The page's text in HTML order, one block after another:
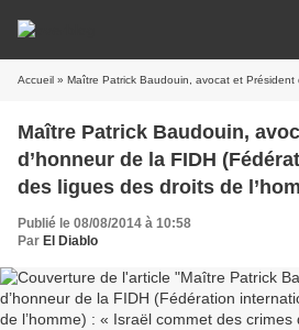
Accueil » Maître Patrick Baudouin, avocat et Président d’honneur de la FIDH (Fédération internationale des
Maître Patrick Baudouin,
d’honneur de la FIDH
des ligues des droits de
commet des crimes de guerre
Publié le 08/08/2014 à 10:58
Par El Diablo